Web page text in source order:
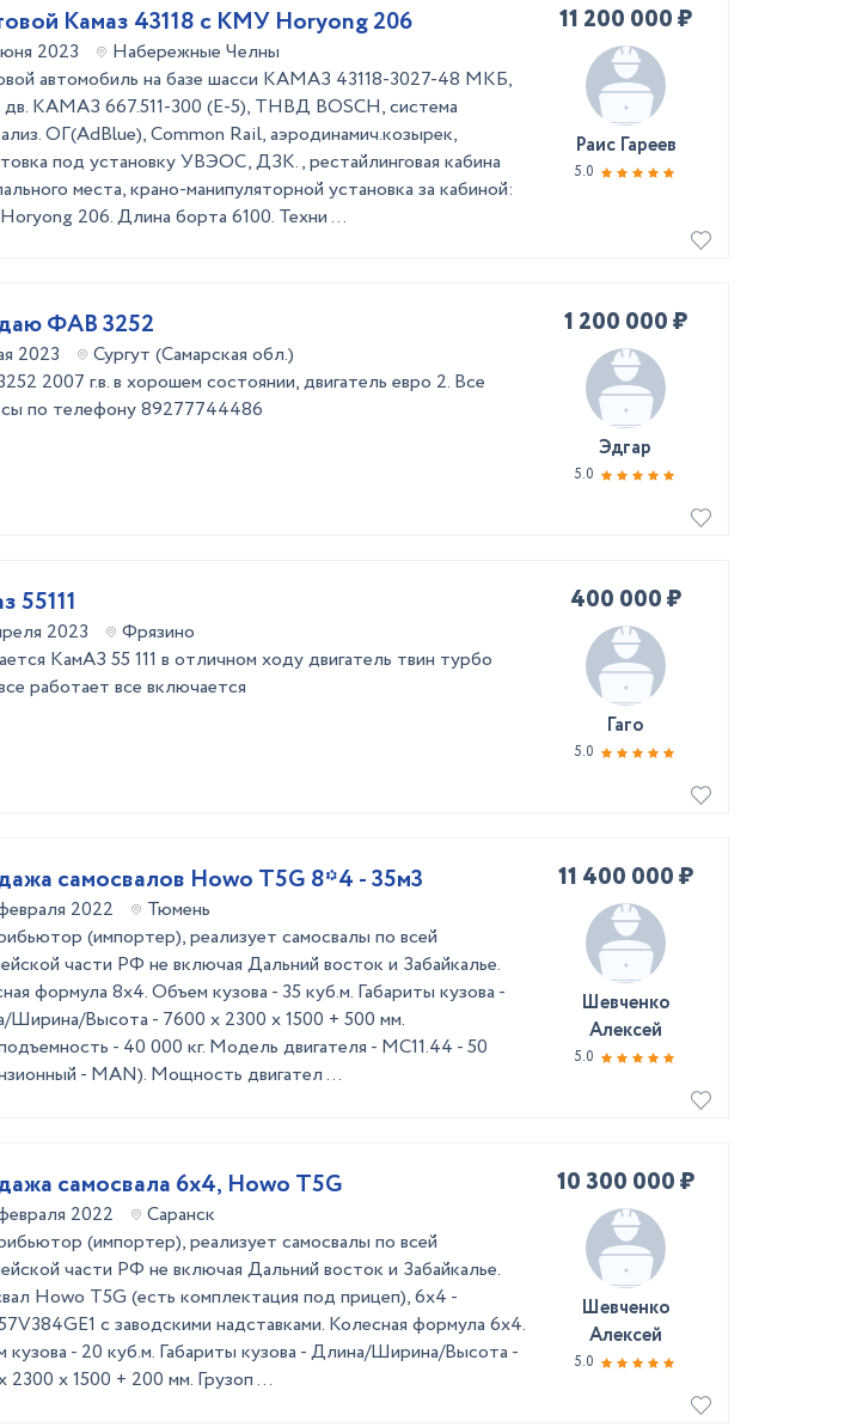
Камаз 43118 с КМУ Horyong 206
2023
Набережные Челны
автомобиль на базе шасси КАМАЗ 43118-3027-48 МКБ,
КАМАЗ 667.511-300 (Е-5), ТНВД BOSCH, система
ОГ(AdBlue), Common Rail, аэродинамич.козырек,
под установку УВЭОС, ДЗК. , рестайлинговая кабина
места, крано-манипуляторной установка за кабиной:
206. Длина борта 6100. Техни ...
11 200 000 ₽
Раис Гареев
5.0
ФАВ 3252
2023
Сургут (Самарская обл.)
2007 г.в. в хорошем состоянии, двигатель евро 2. Все
по телефону 89277744486
1 200 000 ₽
Эдгар
5.0
55111
2023
Фрязино
КамАЗ 55 111 в отличном ходу двигатель твин турбо
работает все включается
400 000 ₽
Гаго
5.0
самосвалов Howo T5G 8*4 - 35м3
2022
Тюмень
(импортер), реализует самосвалы по всей
части РФ не включая Дальний восток и Забайкалье.
формула 8х4. Объем кузова - 35 куб.м. Габариты кузова -
Ширина/Высота - 7600 x 2300 х 1500 + 500 мм.
- 40 000 кг. Модель двигателя - MC11.44 - 50
- MAN). Мощность двигател ...
11 400 000 ₽
Шевченко
Алексей
5.0
самосвала 6х4, Howo T5G
2022
Саранск
(импортер), реализует самосвалы по всей
части РФ не включая Дальний восток и Забайкалье.
Howo T5G (есть комплектация под прицеп), 6х4 -
с заводскими надставками. Колесная формула 6х4.
кузова - 20 куб.м. Габариты кузова - Длина/Ширина/Высота -
2300 х 1500 + 200 мм. Грузоп ...
10 300 000 ₽
Шевченко
Алексей
5.0